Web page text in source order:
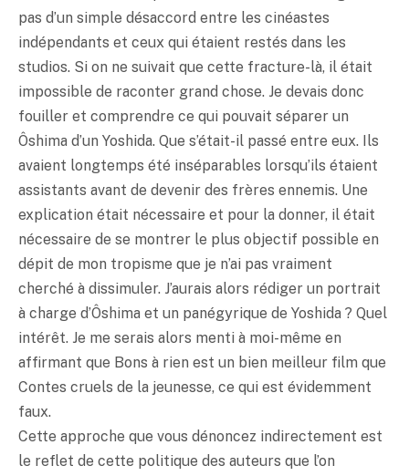
pas d’un simple désaccord entre les cinéastes
indépendants et ceux qui étaient restés dans les
studios. Si on ne suivait que cette fracture-là, il était
impossible de raconter grand chose. Je devais donc
fouiller et comprendre ce qui pouvait séparer un
Ôshima d’un Yoshida. Que s’était-il passé entre eux. Ils
avaient longtemps été inséparables lorsqu’ils étaient
assistants avant de devenir des frères ennemis. Une
explication était nécessaire et pour la donner, il était
nécessaire de se montrer le plus objectif possible en
dépit de mon tropisme que je n’ai pas vraiment
cherché à dissimuler. J’aurais alors rédiger un portrait
à charge d’Ôshima et un panégyrique de Yoshida ? Quel
intérêt. Je me serais alors menti à moi-même en
affirmant que Bons à rien est un bien meilleur film que
Contes cruels de la jeunesse, ce qui est évidemment
faux.
Cette approche que vous dénoncez indirectement est
le reflet de cette politique des auteurs que l’on